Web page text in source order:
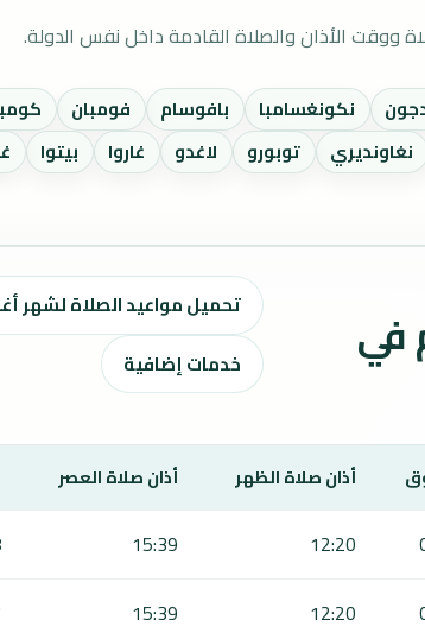
ووقت الأذان والصلاة القادمة داخل نفس الدولة.
نكونغسامبا بافوسام فومبان
نغاونديري توبورو لاغدو غاروا بيتوا
لمدة 7 أيام في
تحميل مواعيد الصلاة لشهر أغسطس ٢٠٢٦ /
خدمات إضافية
أذان صلاة الظهر أذان صلاة العصر
12:20
15:39
12:20
15:39